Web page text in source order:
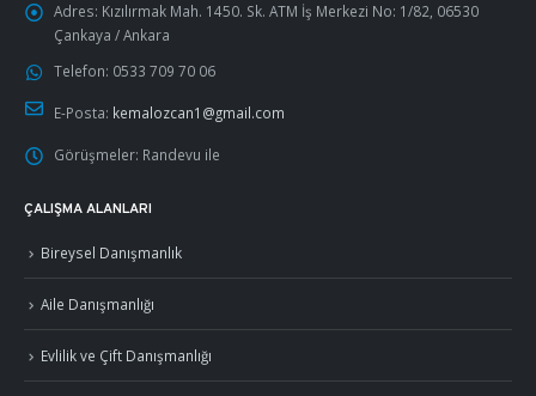
Adres: Kızılırmak Mah. 1450. Sk. ATM İş Merkezi No: 1/82, 06530
Çankaya / Ankara
Telefon: 0533 709 70 06
E-Posta: kemalozcan1@gmail.com
Görüşmeler: Randevu ile
ÇALIŞMA ALANLARI
Bireysel Danışmanlık
Aile Danışmanlığı
Evlilik ve Çift Danışmanlığı